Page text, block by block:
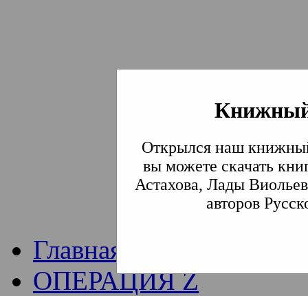
Открылся наш
вы можете скачать
Астахова, Лады
авторов
Институт
Традиции СВА
Главная
ОПЕРАЦИЯ Z